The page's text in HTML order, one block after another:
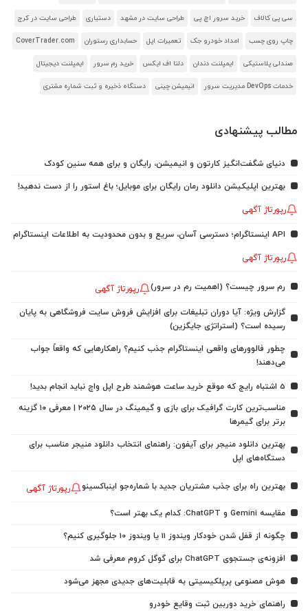
سی پی کالاف خرید سرور اچ پی طراحی سایت در مشهد دستیاری طراحی سایت در کرج
چاپ روی چسب امداد خودرو جک تعمیرات اپل حسابداری رستوران CoverTrader.com
صندلی پلاستیکی ایمپلنت دندان دلتا اف ایکس خرید رم سرور ایمپلنت دیجیتال
خدمات DevOps مدیریت سرور انیمیشن چینی دستگاه ذخیره و ثبت شماره مشتری
مطالب پیشنهادی
دنیای شگفت‌انگیز کارتون و انیمیشن، رایگان و برای همه سنین کودک
بهترین اپلیکیشن دانلود رمان رایگان برای موبایل؛ باغ استور را از دست ندهید!
رپورتاژ آگهی
API اینستاگرام؛ دسترسی آسان، سریع و بدون محدودیت به اطلاعات اینستاگرام
رپورتاژ آگهی
رم سرور چیست؟ (اهمیت رم در سرور) رپورتاژ آگهی
گزارش ویژه: آیا دوران تبلیغات برای افزایش فروش سایت فروشگاهی به پایان
رسیده است؟ (استراتژی جایگزین)
چطور فالوورهای واقعی اینستاگرام جذب کنیم؟ راهکارهایی که واقعاً جواب
می‌دهند!
5 اشتباه رایج که موقع خرید ساعت هوشمند طرح اپل واچ نباید انجام بدید!
مناسب‌ترین کارت گرافیک برای بازی و گیمینگ در سال ۲۰۲۵ | معرفی ۱۰ گزینه
برتر برای گیمرها
بهترین دانلود منیجر برای آیفون: راهنمای انتخاب دانلود منیجر مناسب برای
دستگاه‌های اپل
بهترین راه برای جذب مشتریان جدید با شماره‌جو اینباکسینو رپورتاژ آگهی
مقایسه Gemini و ChatGPT: کدام یک بهتر است؟
چگونه از قفل شدن خودکار ویندوز 11 یا ویندوز 10 جلوگیری کنیم؟
افزونه‌ی جستجوی ChatGPT برای گوگل کروم معرفی شد
هوش مصنوعی پرپلکیسیتی به قابلیت‌های جدیدی مجهز می‌شود
راهنمای خرید دوربین ثبت وقایع خودرو